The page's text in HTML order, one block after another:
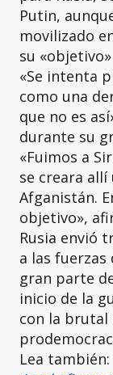
Putin,
movilizado
su
«Se intenta
como una
que no es
durante su
«Fuimos a
se creara
Afganistán.
objetivo»,
Rusia envió
a las fuerzas
gran parte
inicio de la
con la brutal
Lea también: